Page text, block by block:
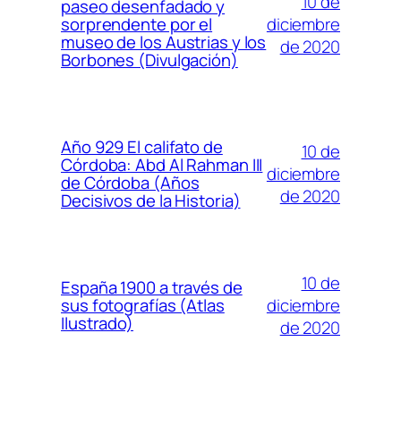
paseo desenfadado y
sorprendente por el
museo de los Austrias y los
Borbones (Divulgación)
diciembre
de 2020
Año 929 El califato de
Córdoba: Abd Al Rahman III
de Córdoba (Años
Decisivos de la Historia)
10 de
diciembre
de 2020
España 1900 a través de
sus fotografías (Atlas
Ilustrado)
10 de
diciembre
de 2020